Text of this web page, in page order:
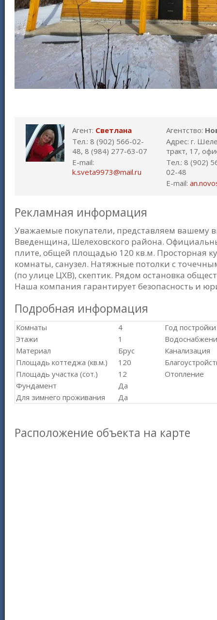
Агент: Светлана
Тел.: 8 (902) 566-02-
48, 8 (984) 277-63-07
E-mail:
k.sveta9973@mail.ru
Агентство:
Адрес: г.
тракт, 17,
Тел.: 8 (902)
02-48
E-mail:
Рекламная информация
Уважаемые покупатели, представляем
Введенщина, Шелеховского района.
плите, общей площадью 120 кв.м. Просторная
комнаты, санузел. Натяжные потолки с
(по улице ЦХВ), скептик. Рядом остановка
Наша компания гарантирует безопасность и
Подробная информация
Комнаты
4
Этажи
1
Материал
Брус
Площадь коттеджа (кв.м.)
120
Площадь участка (сот.)
12
Фундамент
Да
Для зимнего проживания
Да
Год постройки
Канализация
Отопление
Расположение объекта на карте